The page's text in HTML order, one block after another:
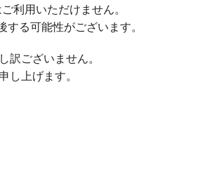
利用いただけません。
する可能性がございます。
訳ございません。
し上げます。